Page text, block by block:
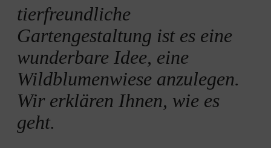
tierfreundliche
Gartengestaltung ist es eine
wunderbare Idee, eine
Wildblumenwiese anzulegen.
Wir erklären Ihnen, wie es
geht.